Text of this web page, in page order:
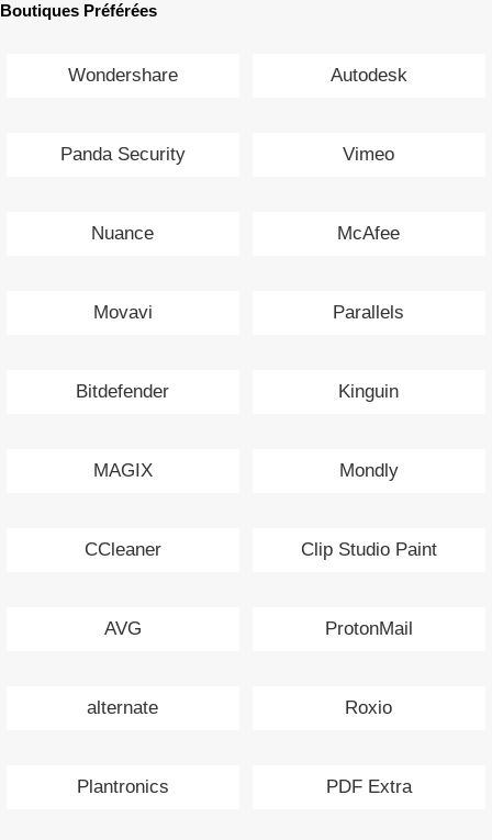
Boutiques Préférées
Wondershare Autodesk
Panda Security Vimeo
Nuance McAfee
Movavi Parallels
Bitdefender Kinguin
MAGIX Mondly
CCleaner Clip Studio Paint
AVG ProtonMail
alternate Roxio
Plantronics PDF Extra